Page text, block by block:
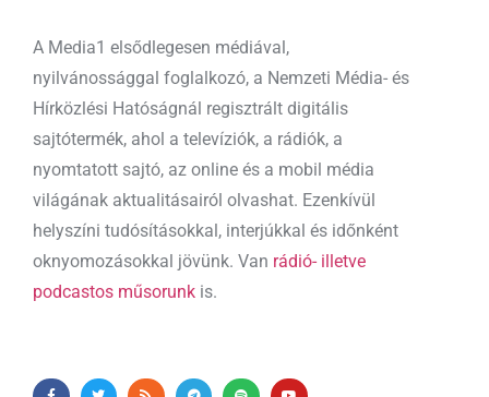
A Media1 elsődlegesen médiával,
nyilvánossággal foglalkozó, a Nemzeti Média- és
Hírközlési Hatóságnál regisztrált digitális
sajtótermék, ahol a televíziók, a rádiók, a
nyomtatott sajtó, az online és a mobil média
világának aktualitásairól olvashat. Ezenkívül
helyszíni tudósításokkal, interjúkkal és időnként
oknyomozásokkal jövünk. Van rádió- illetve
podcastos műsorunk is.